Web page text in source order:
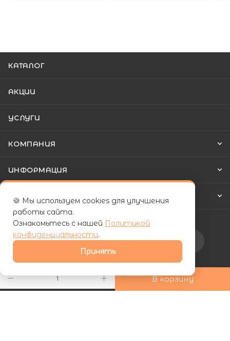
В корзину
КАТАЛОГ
АКЦИИ
УСЛУГИ
КОМПАНИЯ
ИНФОРМАЦИЯ
КАК КУПИТЬ
Подписаться на рассылку
+7 (800) 555-81-19
🍪 Мы используем cookies для улучшения
работы сайта.
Ознакомьтесь с нашей Политикой
конфиденциальности.
Принять